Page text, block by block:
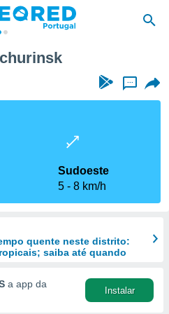
...
Sudoeste
5
8 km/h
quente neste distrito:
saiba até quando
a app da
Instalar